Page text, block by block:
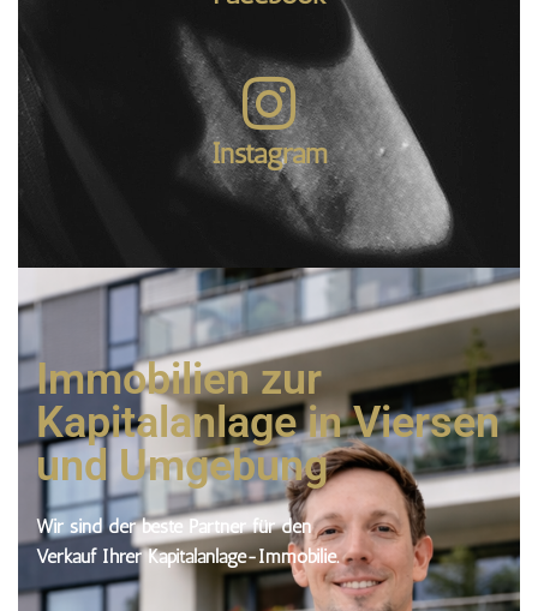
Instagram
Immobilien zur
Kapitalanlage in Viersen
und Umgebung
Wir sind der beste Partner für den
Verkauf Ihrer Kapitalanlage-Immobilie.